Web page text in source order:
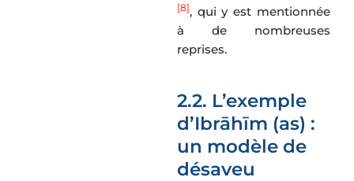
[8], qui y est mentionnée
à de nombreuses
reprises.
2.2. L’exemple
d’Ibrāhīm (as) :
un modèle de
désaveu